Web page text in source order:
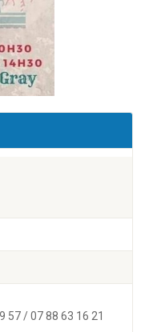
57 / 07 88 63 16 21